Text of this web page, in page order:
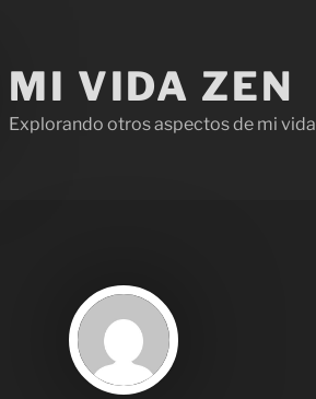
MI VIDA ZEN
Explorando otros aspectos de mi vida